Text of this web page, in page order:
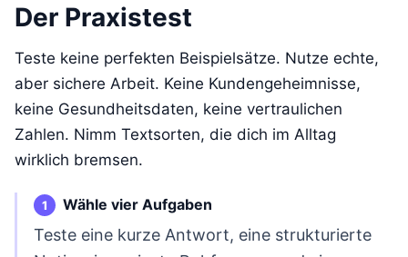
Der Praxistest
Teste keine perfekten Beispielsätze. Nutze echte,
aber sichere Arbeit. Keine Kundengeheimnisse,
keine Gesundheitsdaten, keine vertraulichen
Zahlen. Nimm Textsorten, die dich im Alltag
wirklich bremsen.
Wähle vier Aufgaben
Teste eine kurze Antwort, eine strukturierte